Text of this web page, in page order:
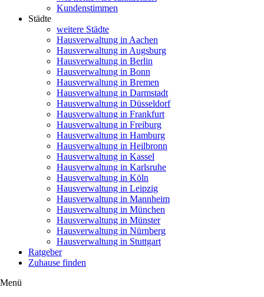
Kundenstimmen
Städte
weitere Städte
Hausverwaltung in Aachen
Hausverwaltung in Augsburg
Hausverwaltung in Berlin
Hausverwaltung in Bonn
Hausverwaltung in Bremen
Hausverwaltung in Darmstadt
Hausverwaltung in Düsseldorf
Hausverwaltung in Frankfurt
Hausverwaltung in Freiburg
Hausverwaltung in Hamburg
Hausverwaltung in Heilbronn
Hausverwaltung in Kassel
Hausverwaltung in Karlsruhe
Hausverwaltung in Köln
Hausverwaltung in Leipzig
Hausverwaltung in Mannheim
Hausverwaltung in München
Hausverwaltung in Münster
Hausverwaltung in Nürnberg
Hausverwaltung in Stuttgart
Ratgeber
Zuhause finden
Menü